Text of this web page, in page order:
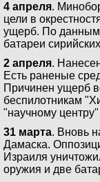
4 апреля.
цели в
ущерб. По данным
батареи
2 апреля.
Есть раненые
Причинен ущерб
беспилотникам
"научному
31 марта. Вновь
Дамаска.
Израиля
оружия и две